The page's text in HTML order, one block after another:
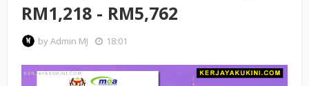
RM1,218 - RM5,762
byAdmin MJ 18:01